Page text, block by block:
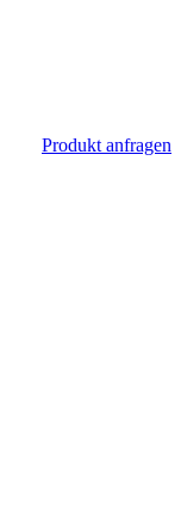
Produkt anfragen